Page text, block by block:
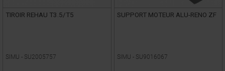
TIROIR REHAU T3.5/T5
SIMU - SU2005757
SUPPORT MOTEUR ALU-RENO ZF
SIMU - SU9016067